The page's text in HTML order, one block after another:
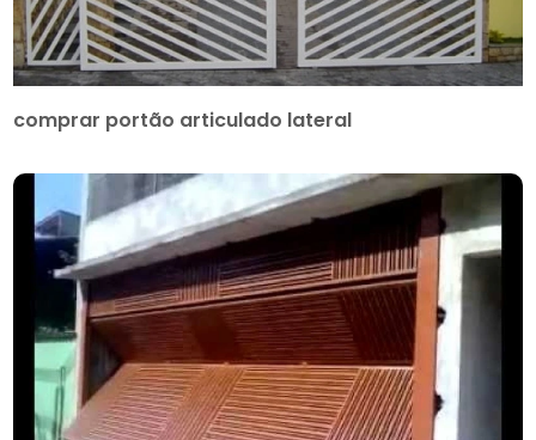
comprar portão articulado lateral